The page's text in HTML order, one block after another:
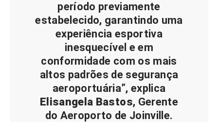
período previamente
estabelecido, garantindo uma
experiência esportiva
inesquecível e em
conformidade com os mais
altos padrões de segurança
aeroportuária”, explica
Elisangela Bastos, Gerente
do Aeroporto de Joinville.